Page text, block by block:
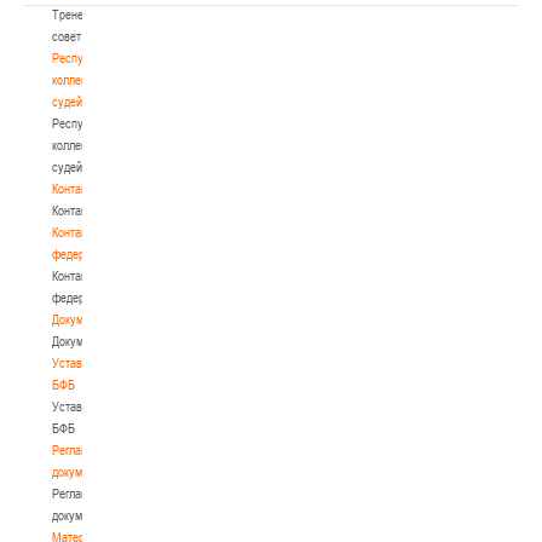
Тренерский
совет
Республиканская
коллегия
судей
Республиканская
коллегия
судей
Контакты
Контакты
Контакты
федерации
Контакты
федерации
Документы
Документы
Устав
БФБ
Устав
БФБ
Регламентирующие
документы
Регламентирующие
документы
Материалы